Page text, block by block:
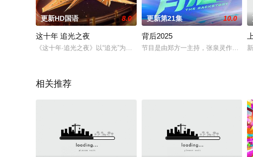
更新HD国语 8.0
这十年 追光之夜
《这十年·追光之夜》以“追光”为主题，用“时间”为轴，采用多种艺术表现
更新第21集 10.0
背后2025
节目是由郑方一主持，张泉灵作为“对
相关推荐